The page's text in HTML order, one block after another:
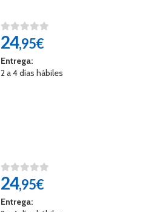
24,95€
Entrega:
2 a 4 días hábiles
24,95€
Entrega: